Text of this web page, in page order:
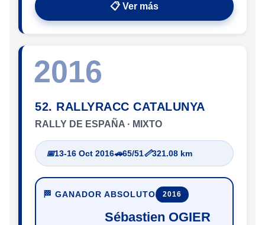
📋 Ver más
2016
52. RALLYRACC CATALUNYA
RALLY DE ESPAÑA · MIXTO
📅13-16 Oct 2016🚗65/51📏321.08 km
🏁 GANADOR ABSOLUTO 2016
Sébastien OGIER